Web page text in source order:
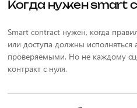
Когда нужен smart
Smart contract нужен, когда
или доступа должны исполняться
проверяемыми. Но не каждому
контракт с нуля.